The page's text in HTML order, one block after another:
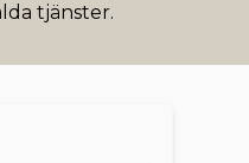
tjänster.